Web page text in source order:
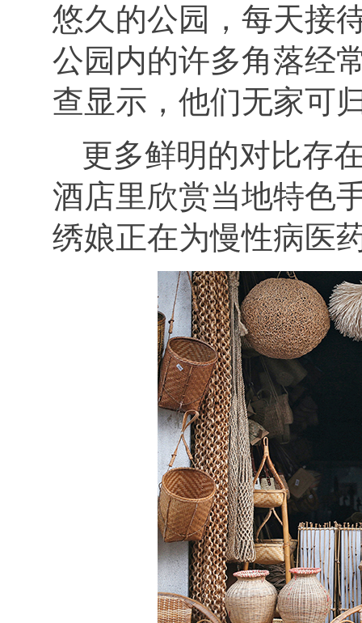
悠久的公园，每天接
公园内的许多角落经
查显示，他们无家可
更多鲜明的对比存
酒店里欣赏当地特色
绣娘正在为慢性病医